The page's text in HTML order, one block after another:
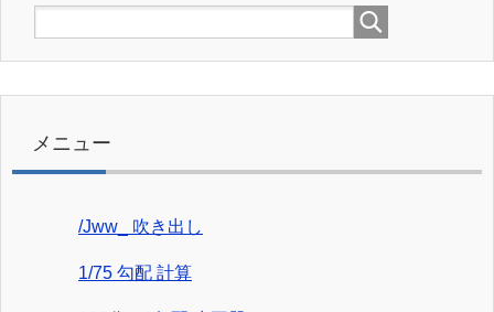
メニュー
/Jww_ 吹き出し
1/75 勾配 計算